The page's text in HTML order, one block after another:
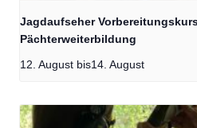
Jagdaufseher
Pächterweiterbildung
12. August bis14. August